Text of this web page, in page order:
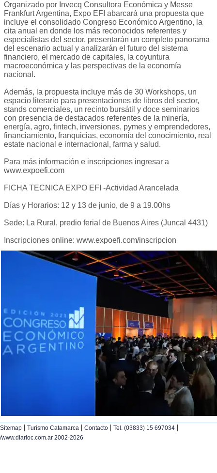
Organizado por Invecq Consultora Económica y Messe
Frankfurt Argentina, Expo EFI abarcará una propuesta que
incluye el consolidado Congreso Económico Argentino, la
cita anual en donde los más reconocidos referentes y
especialistas del sector, presentarán un completo panorama
del escenario actual y analizarán el futuro del sistema
financiero, el mercado de capitales, la coyuntura
macroeconómica y las perspectivas de la economía
nacional.
Además, la propuesta incluye más de 30 Workshops, un
espacio literario para presentaciones de libros del sector,
stands comerciales, un recinto bursátil y doce seminarios
con presencia de destacados referentes de la minería,
energía, agro, fintech, inversiones, pymes y emprendedores,
financiamiento, franquicias, economía del conocimiento, real
estate nacional e internacional, farma y salud.
Para más información e inscripciones ingresar a
www.expoefi.com
FICHA TECNICA EXPO EFI -Actividad Arancelada
Días y Horarios: 12 y 13 de junio, de 9 a 19.00hs
Sede: La Rural, predio ferial de Buenos Aires (Juncal 4431)
Inscripciones online: www.expoefi.com/inscripcion
Sitemap | Turismo Catamarca | Contacto | Tel. (03833) 15 697034 |
/www.diarioc.com.ar 2002-2026